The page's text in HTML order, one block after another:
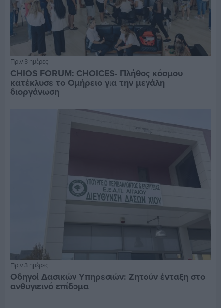
Πριν 3 ημέρες
CHIOS FORUM: CHOICES- Πλήθος κόσμου
κατέκλυσε το Ομήρειο για την μεγάλη
διοργάνωση
Πριν 3 ημέρες
Οδηγοί Δασικών Υπηρεσιών: Ζητούν ένταξη στο
ανθυγιεινό επίδομα